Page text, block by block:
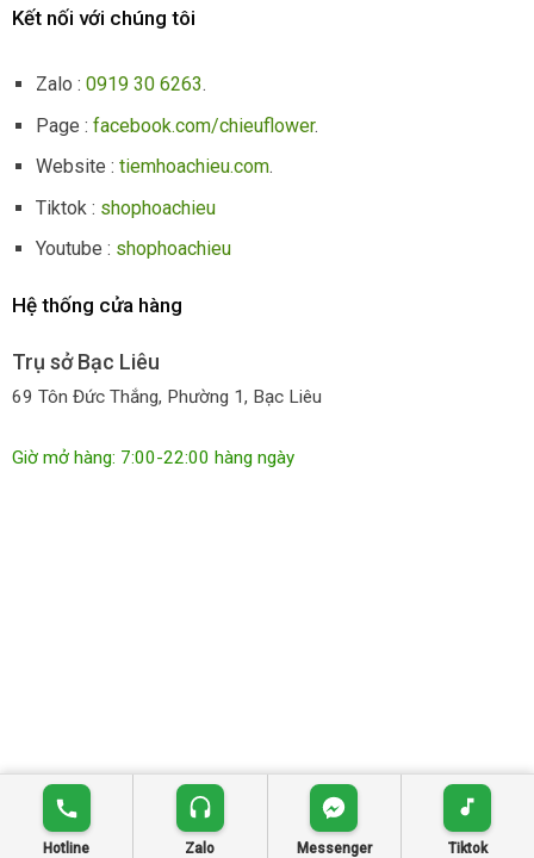
Kết nối với chúng tôi
Zalo :0919 30 6263.
Page :facebook.com/chieuflower.
Website :tiemhoachieu.com.
Tiktok : shophoachieu
Youtube : shophoachieu
Hệ thống cửa hàng
Trụ sở Bạc Liêu
69 Tôn Đức Thắng, Phường 1, Bạc Liêu
Giờ mở hàng: 7:00-22:00 hàng ngày
© Dựng trang bởitiemhoachieu.com|tiemhoachieu.com
Hotline Zalo Messenger Tiktok